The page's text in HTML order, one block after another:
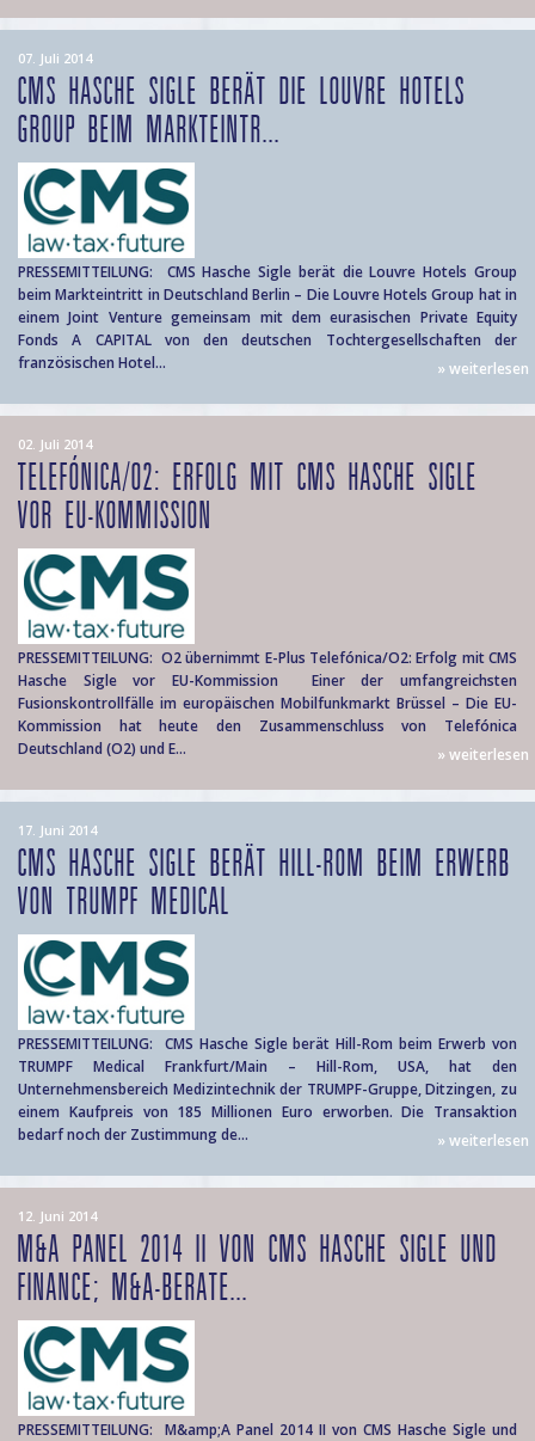
07. Juli 2014
CMS HASCHE SIGLE BERÄT DIE LOUVRE HOTELS
GROUP BEIM MARKTEINTR...
PRESSEMITTEILUNG: CMS Hasche Sigle berät die Louvre Hotels Group
beim Markteintritt in Deutschland Berlin – Die Louvre Hotels Group hat in
einem Joint Venture gemeinsam mit dem eurasischen Private Equity
Fonds A CAPITAL von den deutschen Tochtergesellschaften der
französischen Hotel...
» weiterlesen
02. Juli 2014
TELEFÓNICA/O2: ERFOLG MIT CMS HASCHE SIGLE
VOR EU-KOMMISSION
PRESSEMITTEILUNG: O2 übernimmt E-Plus Telefónica/O2: Erfolg mit CMS
Hasche Sigle vor EU-Kommission Einer der umfangreichsten
Fusionskontrollfälle im europäischen Mobilfunkmarkt Brüssel – Die EU-
Kommission hat heute den Zusammenschluss von Telefónica
Deutschland (O2) und E...
» weiterlesen
17. Juni 2014
CMS HASCHE SIGLE BERÄT HILL-ROM BEIM ERWERB
VON TRUMPF MEDICAL
PRESSEMITTEILUNG: CMS Hasche Sigle berät Hill-Rom beim Erwerb von
TRUMPF Medical Frankfurt/Main – Hill-Rom, USA, hat den
Unternehmensbereich Medizintechnik der TRUMPF-Gruppe, Ditzingen, zu
einem Kaufpreis von 185 Millionen Euro erworben. Die Transaktion
bedarf noch der Zustimmung de...
» weiterlesen
12. Juni 2014
M&A PANEL 2014 II VON CMS HASCHE SIGLE UND
FINANCE; M&A-BERATE...
PRESSEMITTEILUNG: M&amp;A Panel 2014 II von CMS Hasche Sigle und